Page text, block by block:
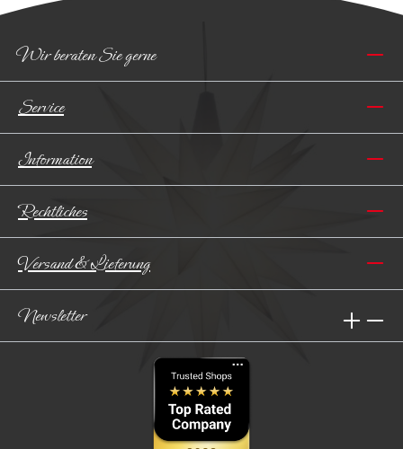
Wir beraten Sie gerne
Service
Information
Rechtliches
Versand & Lieferung
Newsletter